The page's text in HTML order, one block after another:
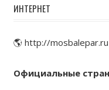
ИНТЕРНЕТ
🌎 http://mosbalepar.ru
Официальные